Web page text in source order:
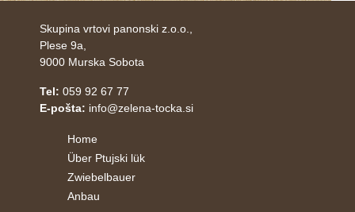
Skupina vrtovi panonski z.o.o.,
Plese 9a,
9000 Murska Sobota
Tel: 059 92 67 77
E-pošta: info@zelena-tocka.si
Home
Über Ptujski lük
Zwiebelbauer
Anbau